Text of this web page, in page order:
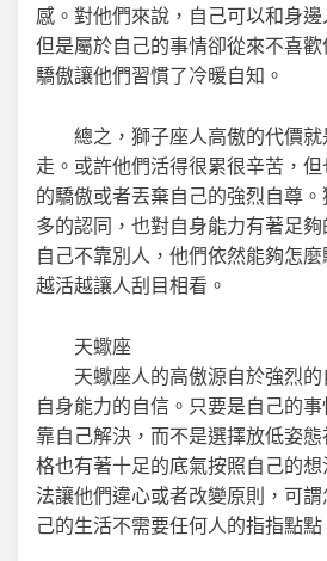
感。對他們來說，自己可以和身邊
但是屬於自己的事情卻從來不喜
驕傲讓他們習慣了冷暖自知。
總之，獅子座人高傲的代價就
走。或許他們活得很累很辛苦，
的驕傲或者丟棄自己的強烈自尊
多的認同，也對自身能力有著足
自己不靠別人，他們依然能夠怎
越活越讓人刮目相看。
天蠍座
天蠍座人的高傲源自於強烈的
自身能力的自信。只要是自己的
靠自己解決，而不是選擇放低姿
格也有著十足的底氣按照自己的
法讓他們違心或者改變原則，可
己的生活不需要任何人的指指點點